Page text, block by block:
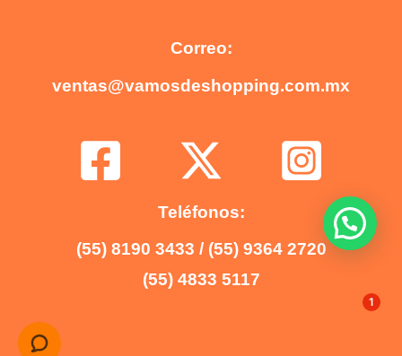
Correo:
ventas@vamosdeshopping.com.mx
Teléfonos:
(55) 8190 3433 / (55) 9364 2720
(55) 4833 5117
1